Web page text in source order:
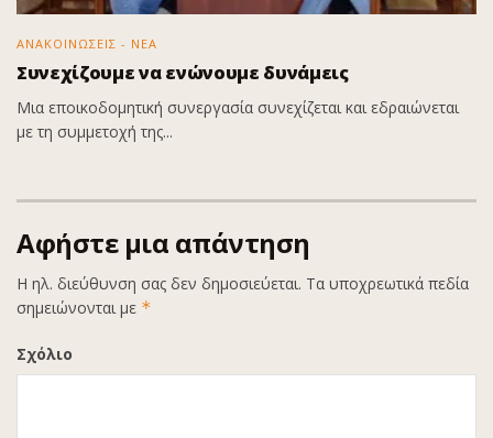
ΑΝΑΚΟΙΝΩΣΕΙΣ - ΝΕΑ
Συνεχίζουμε να ενώνουμε δυνάμεις
Μια εποικοδομητική συνεργασία συνεχίζεται και εδραιώνεται
με τη συμμετοχή της...
Αφήστε μια απάντηση
Η ηλ. διεύθυνση σας δεν δημοσιεύεται. Τα υποχρεωτικά πεδία
σημειώνονται με *
Σχόλιο